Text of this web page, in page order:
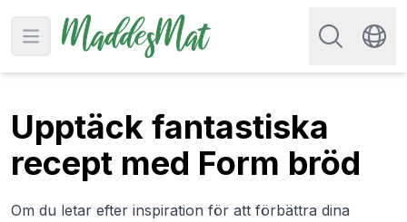
Open main menu
Sök efter
Upptäck fantastiska
recept med Form bröd
Om du letar efter inspiration för att förbättra dina